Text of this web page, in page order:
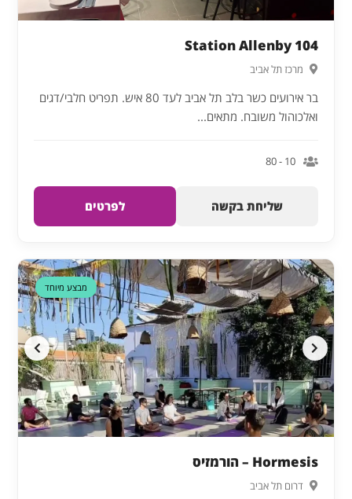
Station Allenby 104
מרכז תל אביב
בר אירועים כשר בלב תל אביב לעד 80 איש. תפריט חלבי/דגים
ואלכוהול משובח. מתאים...
10 - 80
שליחת בקשה לפרטים
דקה 90
מבצע מיוחד
Hormesis – הורמזיס
דרום תל אביב